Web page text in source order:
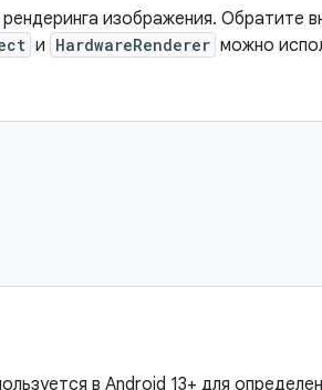
изображения. Обратите
и HardwareRenderer можно
в Android 13+ для